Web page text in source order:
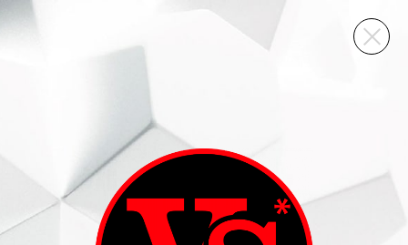
ВИННЫЙ СКЛАД